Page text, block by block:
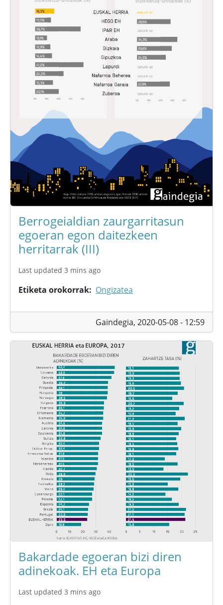
Berrogeialdian zaurgarritasun
egoeran egon daitezkeen
herritarrak (III)
Last updated 3 mins ago
Etiketa orokorrak Ongizatea
Gaindegia, 2020-05-08 - 12:59
Bakardade egoeran bizi diren
adinekoak. EH eta Europa
Last updated 3 mins ago